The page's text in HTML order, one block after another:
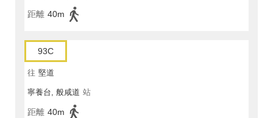
距離 40m
93C
往 堅道
寧養台, 般咸道 站
距離 40m